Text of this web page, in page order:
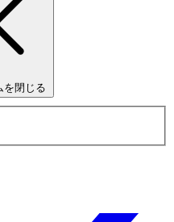
を閉じる